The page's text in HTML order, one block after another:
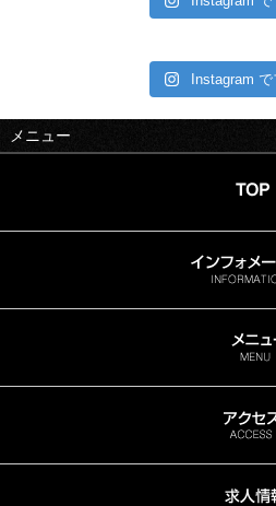
Instagram
メニュー